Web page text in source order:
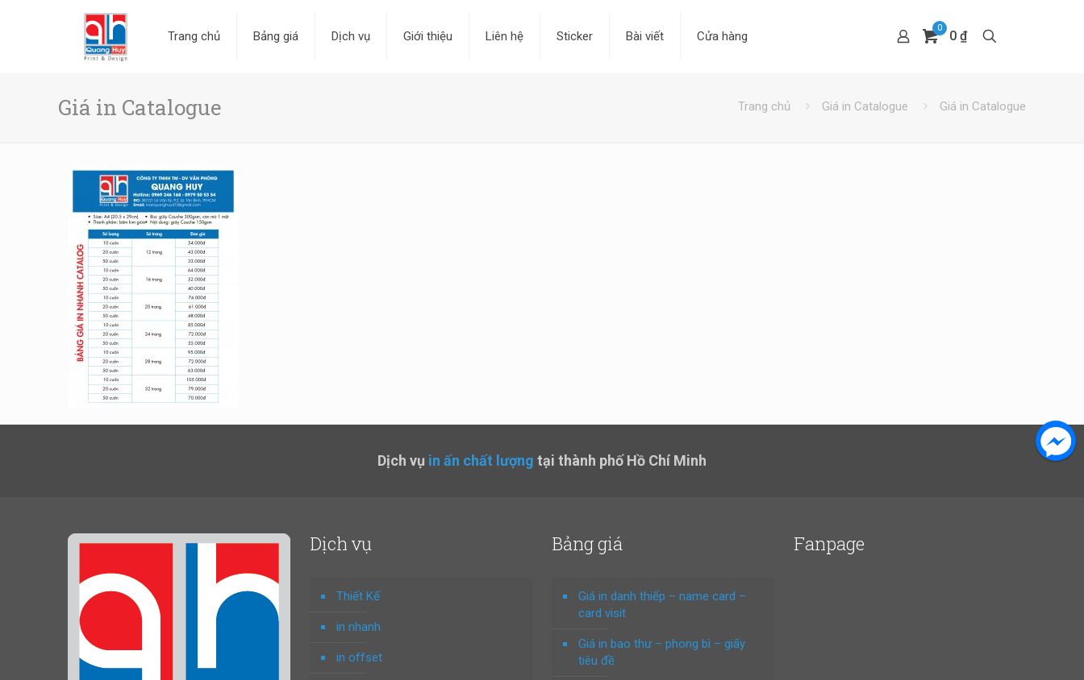
Trang chủ Bảng giá Dịch vụ Giới thiệu Liên hệ Sticker Bài viết Cửa hàng
0
0 ₫
Giá in Catalogue Trang chủ Giá in Catalogue Giá in Catalogue
Dịch vụ in ấn chất lượng tại thành phố Hồ Chí Minh
Dịch vụ
Thiết Kế
in nhanh
in offset
Bảng giá
Giá in danh thiếp – name card –
card visit
Giá in bao thư – phong bì – giấy
tiêu đề
Fanpage